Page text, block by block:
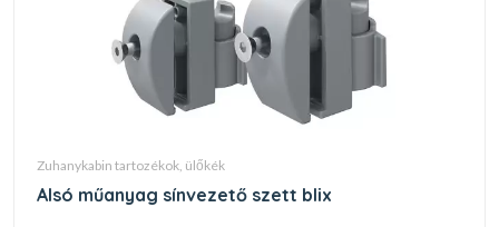
zuhanykabin tartozékok, ülőkék
alsó műanyag sínvezető szett blix